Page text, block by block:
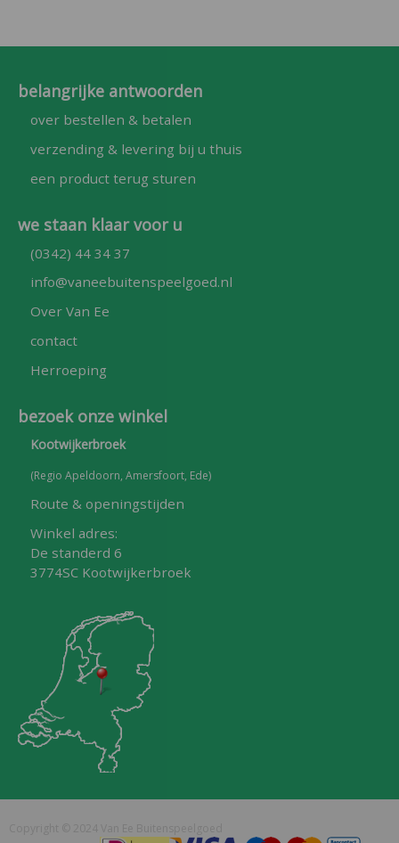
belangrijke antwoorden
over bestellen & betalen
verzending & levering bij u thuis
een product terug sturen
we staan klaar voor u
(0342) 44 34 37
info@vaneebuitenspeelgoed.nl
Over Van Ee
contact
Herroeping
bezoek onze winkel
Kootwijkerbroek
(Regio Apeldoorn, Amersfoort, Ede)
Route & openingstijden
Winkel adres:
De standerd 6
3774SC Kootwijkerbroek